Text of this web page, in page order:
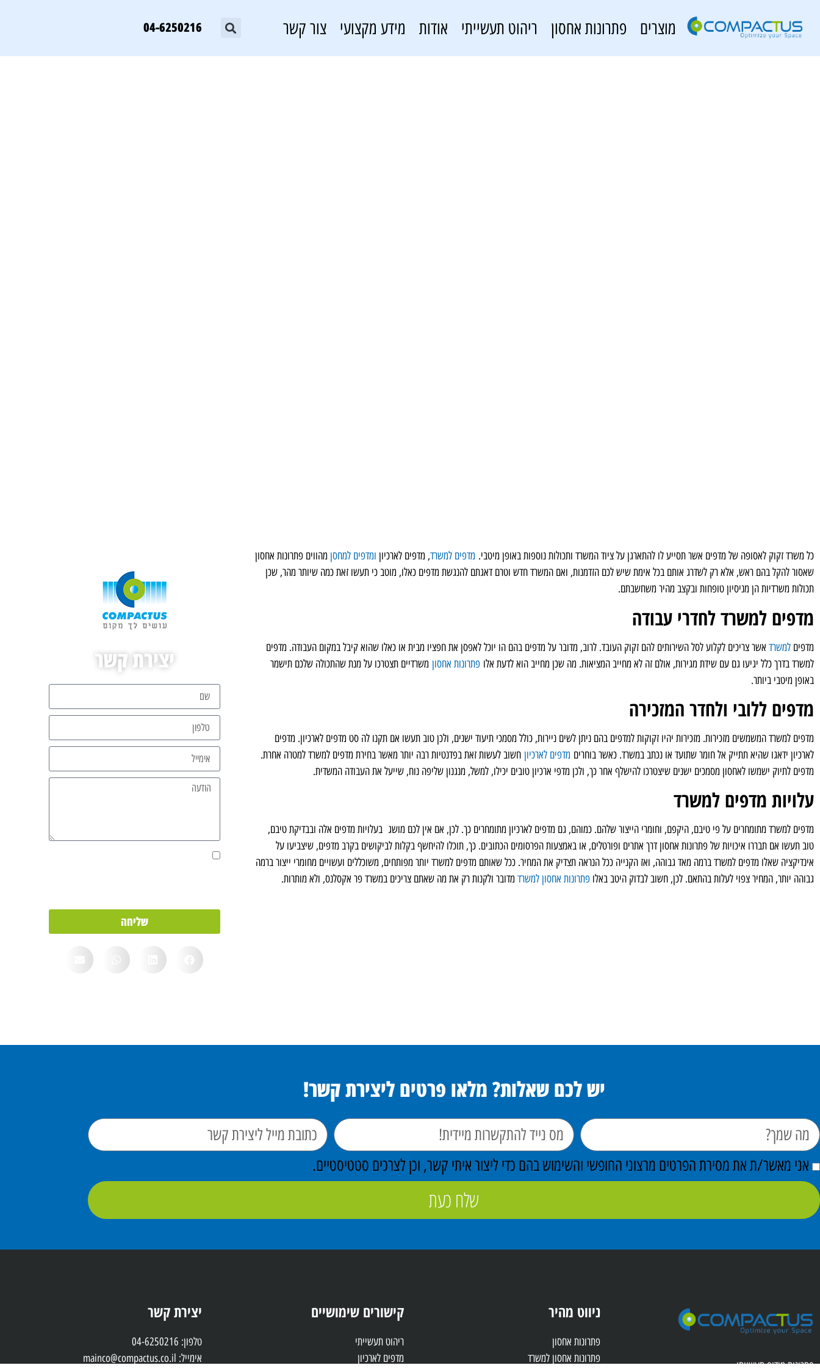
מוצרים פתרונות אחסון ריהוט תעשייתי אודות מידע מקצועי צור קשר 04-6250216
כל משרד זקוק לאסופה של מדפים אשר תסייע לו להתארגן על ציוד המשרד ותכולות נוספות באופן מיטבי. מדפים למשרד, מדפים לארכיון ומדפים למחסן מהווים פתרונות אחסון
שאסור להקל בהם ראש, אלא רק לשדרג אותם בכל אימת שיש לכם הזדמנות, ואם המשרד חדש וטרם דאגתם להנגשת מדפים כאלו, מוטב כי תעשו זאת כמה שיותר מהר, שכן
תכולות משרדיות הן מניסיון טופחות ובקצב מהיר משחשבתם.
מדפים למשרד לחדרי עבודה
מדפים למשרד אשר צריכים לקלוע לסל השירותים להם זקוק העובד. לרוב, מדובר על מדפים בהם הו יוכל לאפסן את חפציו מבית או כאלו שהוא קיבל במקום העבודה. מדפים
למשרד בדרך כלל יגיעו גם עם שידת מגירות, אולם זה לא מחייב המציאות. מה שכן מחייב הוא לדעת אלו פתרונות אחסון משרדיים תצטרכו על מנת שהתכולה שלכם תישמר
באופן מיטבי ביותר.
מדפים ללובי ולחדר המזכירה
מדפים למשרד המשמשים מזכירות. מזכירות יהיו זקוקות למדפים בהם ניתן לשים ניירות, כולל מסמכי תיעוד ישנים, ולכן טוב תעשו אם תקנו לה סט מדפים לארכיון. מדפים
לארכיון ידאגו שהיא תתייק אל חומר שתועד או נכתב במשרד. כאשר בוחרים מדפים לארכיון חשוב לעשות זאת בפדנטיות רבה יותר מאשר בחירת מדפים למשרד למטרה אחרת.
מדפים לתיוק ישמשו לאחסון מסמכים ישנים שיצטרכו להישלף אחר כך, ולכן מדפי ארכיון טובים יכילו, למשל, מנגנון שליפה נוח, שייעל את העבודה המשדית.
עלויות מדפים למשרד
מדפים למשרד מתומחרים על פי טיבם, היקפם, וחומרי הייצור שלהם. כמוהם, גם מדפים לארכיון מתומחרים כך. לכן, אם אין לכם מושג בעלויות מדפים אלה ובבדיקת טיבם,
טוב תעשו אם תבררו איכויות של פתרונות אחסון דרך אתרים ופורטלים, או באמצעות הפרסומים הכתובים. כך, תוכלו להיחשף בקלות לביקושים בקרב מדפים, שיצביעו על
אינדיקציה שאלו מדפים למשרד ברמה מאד גבוהה, ואז הקנייה ככל הנראה תצדיק את המחיר. ככל שאותם מדפים למשרד יותר מפותחים, משוכללים ועשויים מחומרי ייצור ברמה
גבוהה יותר, המחיר צפוי לעלות בהתאם. לכן, חשוב לבדוק היטב באלו פתרונות אחסון למשרד מדובר ולקנות רק את מה שאתם צריכים במשרד פר אקסלנס, ולא מותרות.
יצירת קשר
שליחה
יש לכם שאלות? מלאו פרטים ליצירת קשר!
אני מאשר/ת את מסירת הפרטים מרצוני החופשי והשימוש בהם כדי ליצור איתי קשר, וכן לצרכים סטטיסטיים.
שלח כעת
פתרונות מידוף תעשייתי
ניווט מהיר
פתרונות אחסון
פתרונות אחסון למשרד
קישורים שימושיים
ריהוט תעשייתי
מדפים לארכיון
יצירת קשר
טלפון: 04-6250216
אימייל: mainco@compactus.co.il